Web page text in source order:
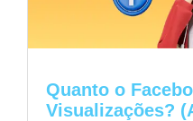
Quanto o
Visualizações?